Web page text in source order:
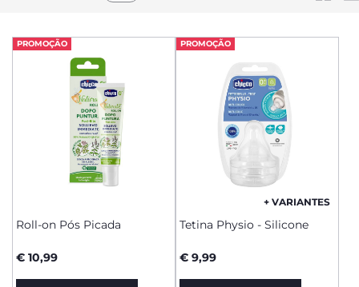
PROMOÇÃO
Roll-on Pós Picada
€ 10,99
PROMOÇÃO
+ VARIANTES
Tetina Physio - Silicone
€ 9,99